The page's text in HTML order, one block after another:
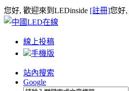
您好, 歡迎來到LEDinside [註冊]您好,
線上投稿
手機版
站內搜索
Google